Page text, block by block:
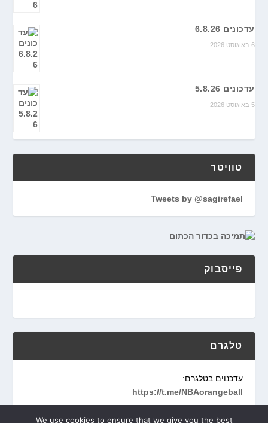
עדכונים 6.8.26
6 באוגוסט 2026
עדכונים 5.8.26
5 באוגוסט 2026
טוויטר
Tweets by @sagirefael
פייסבוק
טלגרם
עדכנוים בטלגרם:
https://t.me/NBAorangeball
We use cookies to ensure that we give you the best